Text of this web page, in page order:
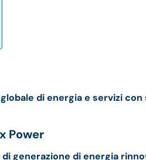
di energia e servizi
Power
generazione di energia